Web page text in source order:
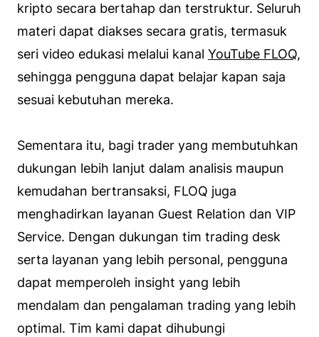
kripto secara bertahap dan terstruktur. Seluruh
materi dapat diakses secara gratis, termasuk
seri video edukasi melalui kanal YouTube FLOQ,
sehingga pengguna dapat belajar kapan saja
sesuai kebutuhan mereka.
Sementara itu, bagi trader yang membutuhkan
dukungan lebih lanjut dalam analisis maupun
kemudahan bertransaksi, FLOQ juga
menghadirkan layanan Guest Relation dan VIP
Service. Dengan dukungan tim trading desk
serta layanan yang lebih personal, pengguna
dapat memperoleh insight yang lebih
mendalam dan pengalaman trading yang lebih
optimal. Tim kami dapat dihubungi